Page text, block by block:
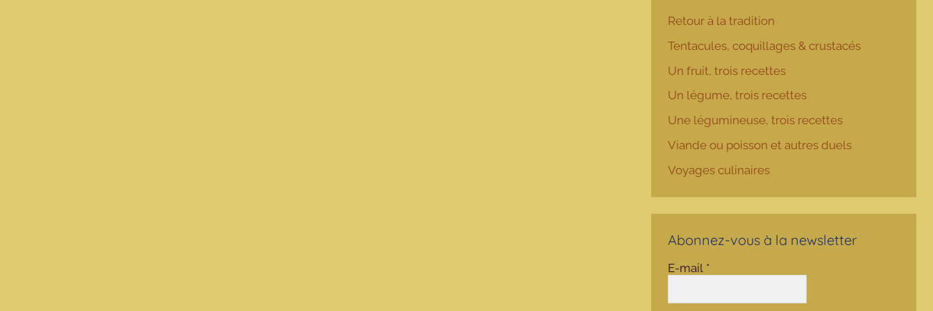
Retour à la tradition
Tentacules, coquillages & crustacés
Un fruit, trois recettes
Un légume, trois recettes
Une légumineuse, trois recettes
Viande ou poisson et autres duels
Voyages culinaires
Abonnez-vous à la newsletter
E-mail *